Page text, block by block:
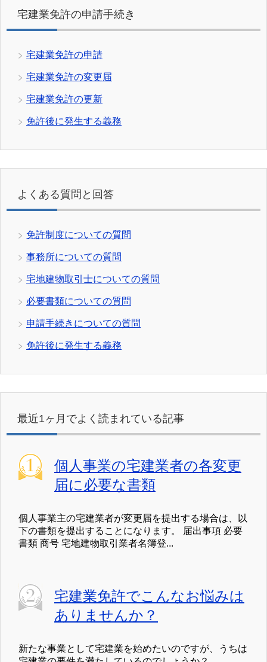
宅建業免許の申請手続き
宅建業免許の申請
宅建業免許の変更届
宅建業免許の更新
免許後に発生する義務
よくある質問と回答
免許制度についての質問
事務所についての質問
宅地建物取引士についての質問
必要書類についての質問
申請手続きについての質問
免許後に発生する義務
最近1ヶ月でよく読まれている記事
個人事業の宅建業者の各変更
届に必要な書類
個人事業主の宅建業者が変更届を提出する場合は、以
下の書類を提出することになります。 届出事項 必要
書類 商号 宅地建物取引業者名簿登...
宅建業免許でこんなお悩みは
ありませんか？
新たな事業として宅建業を始めたいのですが、うちは